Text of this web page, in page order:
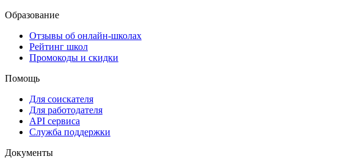
Образование
Отзывы об онлайн-школах
Рейтинг школ
Промокоды и скидки
Помощь
Для соискателя
Для работодателя
API сервиса
Служба поддержки
Документы